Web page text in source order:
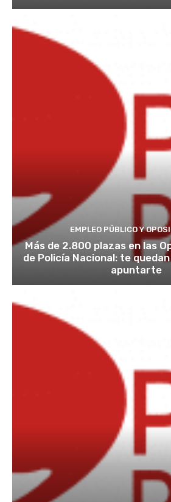
EMPLEO PÚBLICO Y
Más de 2.800 plazas en las
de Policía Nacional: te
apuntarte